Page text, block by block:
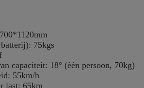
75kgs
capaciteit: 18° (één persoon, 70kg)
55km/h
last: 65km